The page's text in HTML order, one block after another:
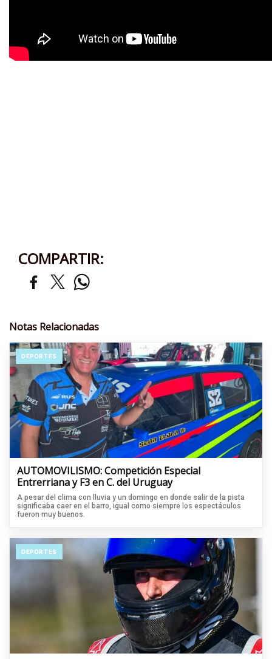
COMPARTIR:
Notas Relacionadas
DEPORTES
AUTOMOVILISMO: Competición Especial
Entrerriana y F3 en C. del Uruguay
A pesar del clima con lluvia y un domingo en donde salir de la pista
significaba caer en el barro, igual como siempre los espectáculos
fueron muy buenos.
DEPORTES